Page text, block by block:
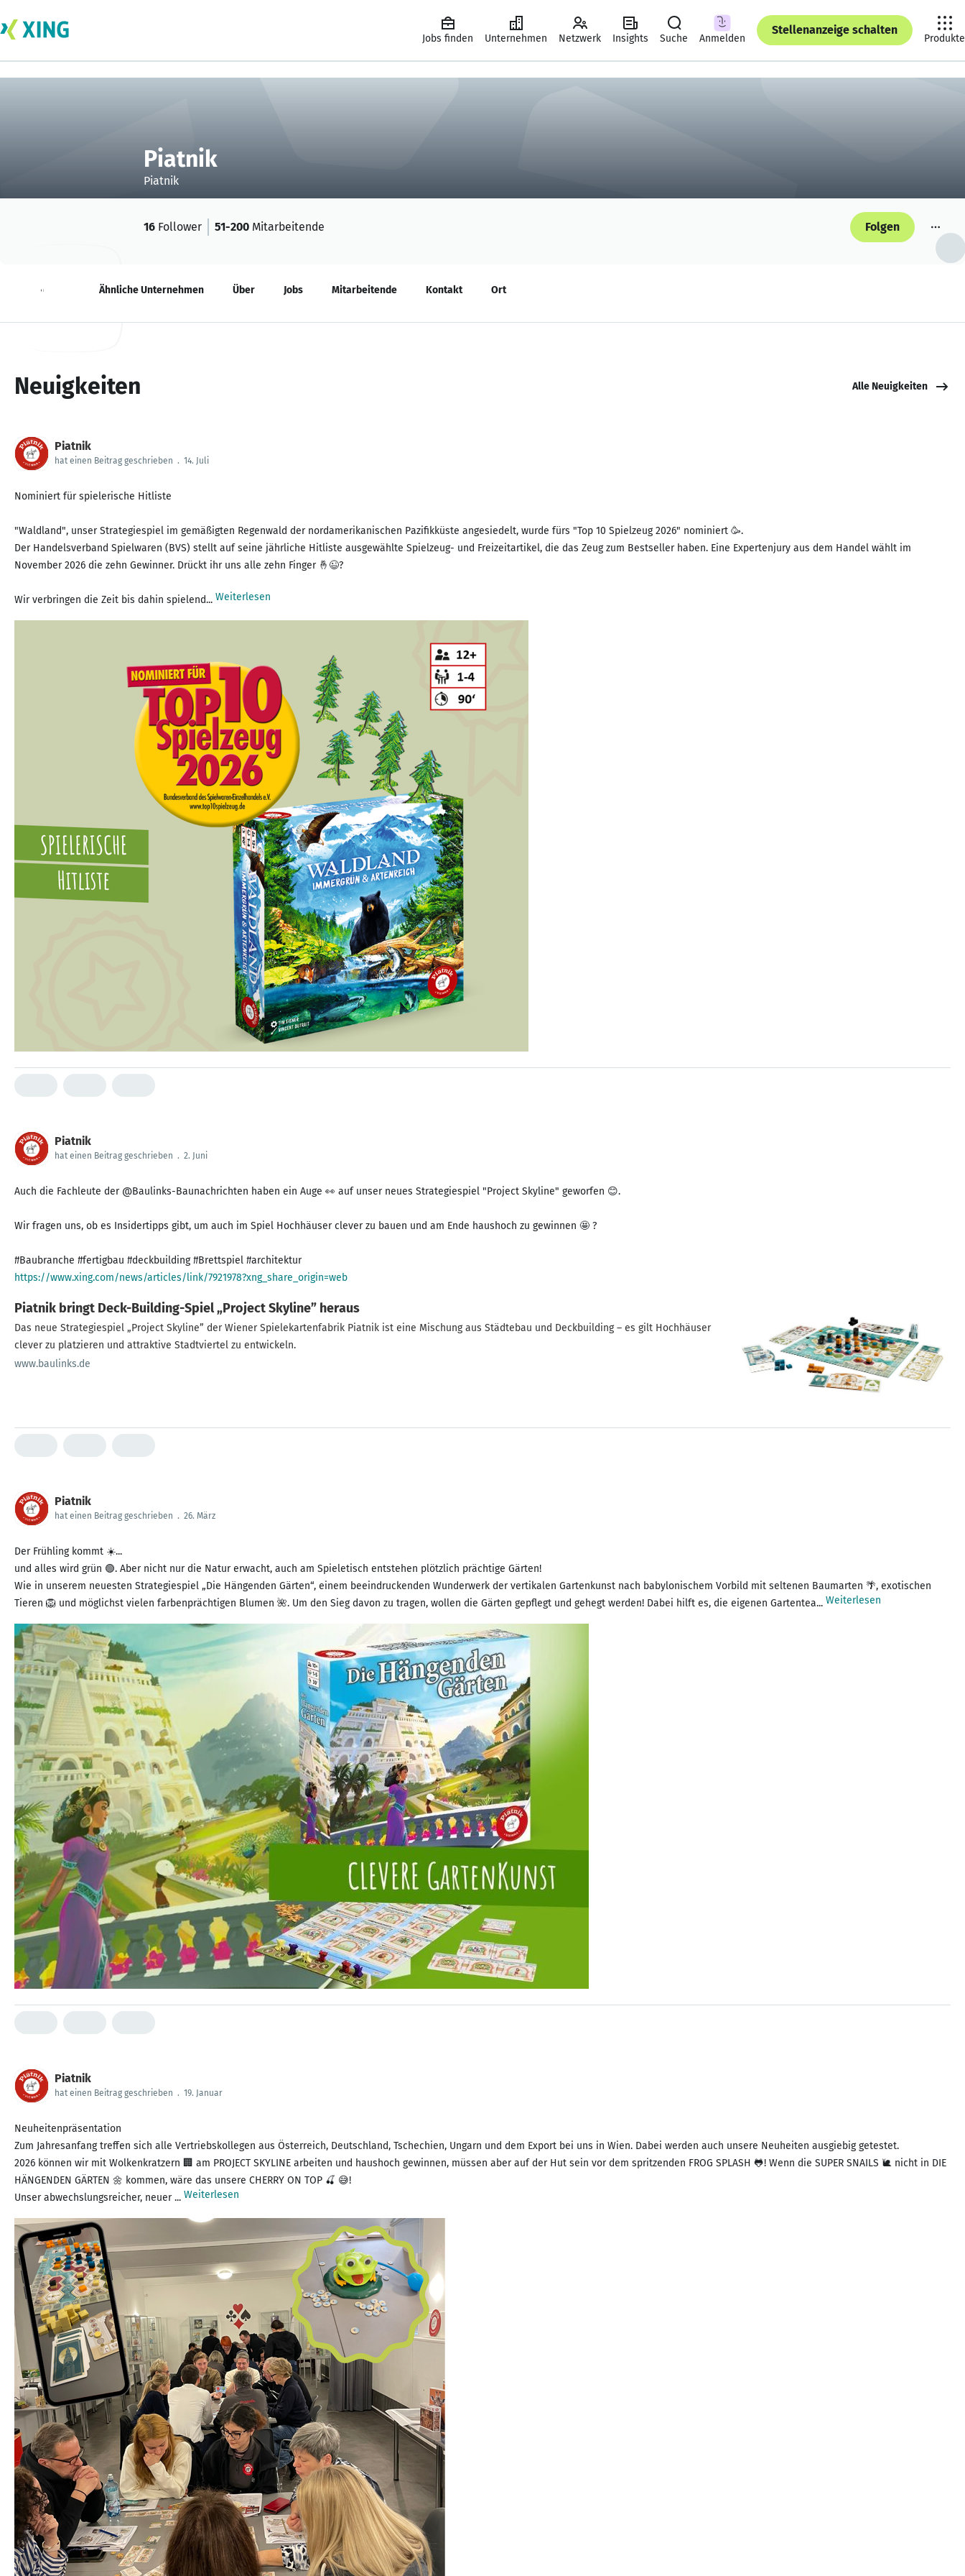
Jobs finden Unternehmen Netzwerk Insights Suche Anmelden
Stellenanzeige schalten
Produkte
Piatnik
Piatnik
16 Follower 51-200 Mitarbeitende Folgen
Neuigkeiten Ähnliche Unternehmen Über Jobs Mitarbeitende Kontakt Ort
Neuigkeiten Alle Neuigkeiten
Piatnik
hat einen Beitrag geschrieben . 14. Juli
Nominiert für spielerische Hitliste
"Waldland", unser Strategiespiel im gemäßigten Regenwald der nordamerikanischen Pazifikküste angesiedelt, wurde fürs "Top 10 Spielzeug 2026" nominiert 🥳.
Der Handelsverband Spielwaren (BVS) stellt auf seine jährliche Hitliste ausgewählte Spielzeug- und Freizeitartikel, die das Zeug zum Bestseller haben. Eine Expertenjury aus dem Handel wählt im
November 2026 die zehn Gewinner. Drückt ihr uns alle zehn Finger 🤞😉?
Wir verbringen die Zeit bis dahin spielend... Weiterlesen
Piatnik
hat einen Beitrag geschrieben . 2. Juni
Auch die Fachleute der @Baulinks-Baunachrichten haben ein Auge 👀 auf unser neues Strategiespiel "Project Skyline" geworfen 😊.
Wir fragen uns, ob es Insidertipps gibt, um auch im Spiel Hochhäuser clever zu bauen und am Ende haushoch zu gewinnen 🤩 ?
https://www.xing.com/news/articles/link/7921978?xng_share_origin=web
Piatnik bringt Deck-Building-Spiel „Project Skyline” heraus
Das neue Strategiespiel „Project Skyline” der Wiener Spielekartenfabrik Piatnik ist eine Mischung aus Städtebau und Deckbuilding – es gilt Hochhäuser
clever zu platzieren und attraktive Stadtviertel zu entwickeln.
www.baulinks.de
Piatnik
hat einen Beitrag geschrieben . 26. März
Der Frühling kommt ☀️...
und alles wird grün 🟢. Aber nicht nur die Natur erwacht, auch am Spieletisch entstehen plötzlich prächtige Gärten!
Wie in unserem neuesten Strategiespiel „Die Hängenden Gärten“, einem beeindruckenden Wunderwerk der vertikalen Gartenkunst nach babylonischem Vorbild mit seltenen Baumarten 🌴, exotischen
Tieren 🦁 und möglichst vielen farbenprächtigen Blumen 🌺. Um den Sieg davon zu tragen, wollen die Gärten gepflegt und gehegt werden! Dabei hilft es, die eigenen Gartentea... Weiterlesen
Piatnik
hat einen Beitrag geschrieben . 19. Januar
Neuheitenpräsentation
Zum Jahresanfang treffen sich alle Vertriebskollegen aus Österreich, Deutschland, Tschechien, Ungarn und dem Export bei uns in Wien. Dabei werden auch unsere Neuheiten ausgiebig getestet.
2026 können wir mit Wolkenkratzern 🏢 am PROJECT SKYLINE arbeiten und haushoch gewinnen, müssen aber auf der Hut sein vor dem spritzenden FROG SPLASH 🐸! Wenn die SUPER SNAILS 🐌 nicht in DIE
HÄNGENDEN GÄRTEN 🌼 kommen, wäre das unsere CHERRY ON TOP 🍒 😅!
Unser abwechslungsreicher, neuer ... Weiterlesen